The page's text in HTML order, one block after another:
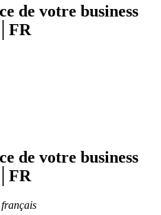
de votre business
de votre business